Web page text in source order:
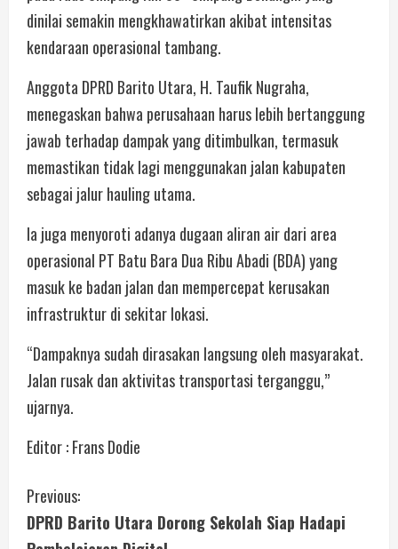
dinilai semakin mengkhawatirkan akibat intensitas
kendaraan operasional tambang.
Anggota DPRD Barito Utara, H. Taufik Nugraha,
menegaskan bahwa perusahaan harus lebih bertanggung
jawab terhadap dampak yang ditimbulkan, termasuk
memastikan tidak lagi menggunakan jalan kabupaten
sebagai jalur hauling utama.
Ia juga menyoroti adanya dugaan aliran air dari area
operasional PT Batu Bara Dua Ribu Abadi (BDA) yang
masuk ke badan jalan dan mempercepat kerusakan
infrastruktur di sekitar lokasi.
“Dampaknya sudah dirasakan langsung oleh masyarakat.
Jalan rusak dan aktivitas transportasi terganggu,”
ujarnya.
Editor : Frans Dodie
Previous:
DPRD Barito Utara Dorong Sekolah Siap Hadapi